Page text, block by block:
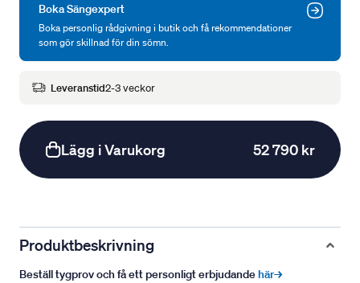
Boka Sängexpert
Boka personlig rådgivning i butik och få rekommendationer
som gör skillnad för din sömn.
Leveranstid2-3 veckor
Lägg i Varukorg 52 790 kr
Produktbeskrivning
Beställ tygprov och få ett personligt erbjudandehär→